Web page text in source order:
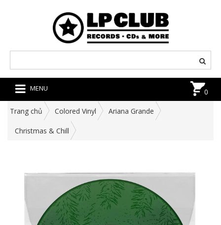
MENU 0
Trang chủ Colored Vinyl Ariana Grande
Christmas & Chill